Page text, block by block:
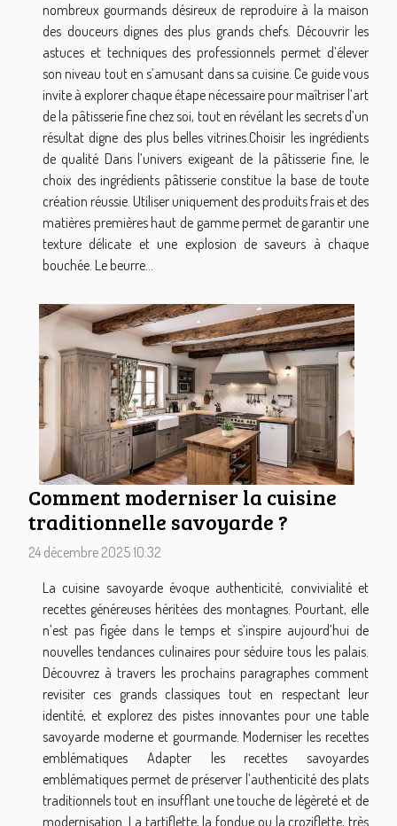
nombreux gourmands désireux de reproduire à la maison
des douceurs dignes des plus grands chefs. Découvrir les
astuces et techniques des professionnels permet d’élever
son niveau tout en s’amusant dans sa cuisine. Ce guide vous
invite à explorer chaque étape nécessaire pour maîtriser l’art
de la pâtisserie fine chez soi, tout en révélant les secrets d’un
résultat digne des plus belles vitrines.Choisir les ingrédients
de qualité Dans l’univers exigeant de la pâtisserie fine, le
choix des ingrédients pâtisserie constitue la base de toute
création réussie. Utiliser uniquement des produits frais et des
matières premières haut de gamme permet de garantir une
texture délicate et une explosion de saveurs à chaque
bouchée. Le beurre...
Comment moderniser la cuisine
traditionnelle savoyarde ?
24 décembre 2025 10:32
La cuisine savoyarde évoque authenticité, convivialité et
recettes généreuses héritées des montagnes. Pourtant, elle
n’est pas figée dans le temps et s’inspire aujourd’hui de
nouvelles tendances culinaires pour séduire tous les palais.
Découvrez à travers les prochains paragraphes comment
revisiter ces grands classiques tout en respectant leur
identité, et explorez des pistes innovantes pour une table
savoyarde moderne et gourmande. Moderniser les recettes
emblématiques Adapter les recettes savoyardes
emblématiques permet de préserver l’authenticité des plats
traditionnels tout en insufflant une touche de légèreté et de
modernisation. La tartiflette, la fondue ou la croziflette, très